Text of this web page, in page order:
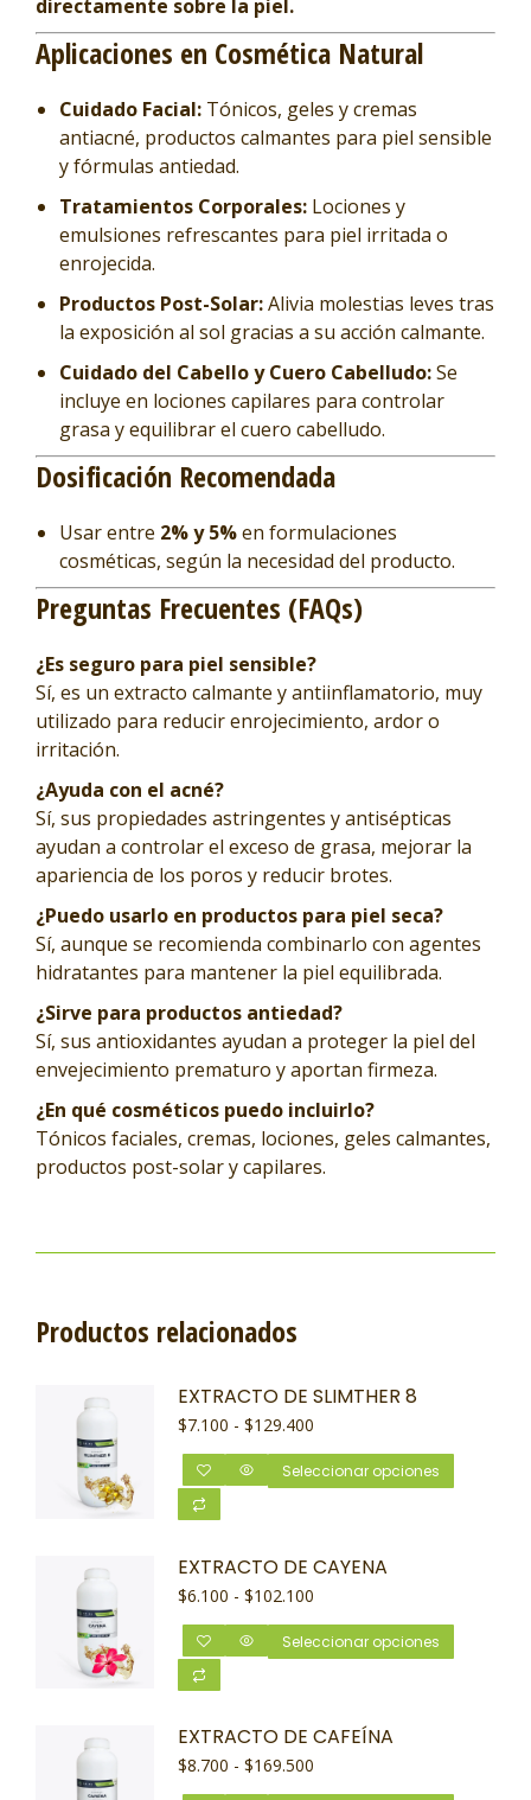
directamente sobre la piel.
Aplicaciones en Cosmética Natural
Cuidado Facial: Tónicos, geles y cremas
antiacné, productos calmantes para piel sensible
y fórmulas antiedad.
Tratamientos Corporales: Lociones y
emulsiones refrescantes para piel irritada o
enrojecida.
Productos Post-Solar:Alivia molestias leves tras
la exposición al sol gracias a su acción calmante.
Cuidado del Cabello y Cuero Cabelludo:Se
incluye en lociones capilares para controlar
grasa y equilibrar el cuero cabelludo.
Dosificación Recomendada
Usar entre 2% y 5%en formulaciones
cosméticas, según la necesidad del producto.
Preguntas Frecuentes (FAQs)
¿Es seguro para piel sensible?
Sí, es un extracto calmante y antiinflamatorio, muy
utilizado para reducir enrojecimiento, ardor o
irritación.
¿Ayuda con el acné?
Sí, sus propiedades astringentes y antisépticas
ayudan a controlar el exceso de grasa, mejorar la
apariencia de los poros y reducir brotes.
¿Puedo usarlo en productos para piel seca?
Sí, aunque se recomienda combinarlo con agentes
hidratantes para mantener la piel equilibrada.
¿Sirve para productos antiedad?
Sí, sus antioxidantes ayudan a proteger la piel del
envejecimiento prematuro y aportan firmeza.
¿En qué cosméticos puedo incluirlo?
Tónicos faciales, cremas, lociones, geles calmantes,
productos post-solar y capilares.
Productos relacionados
EXTRACTO DE SLIMTHER 8
$7.100 - $129.400
Seleccionar opciones
EXTRACTO DE CAYENA
$6.100 - $102.100
Seleccionar opciones
EXTRACTO DE CAFEÍNA
$8.700 - $169.500